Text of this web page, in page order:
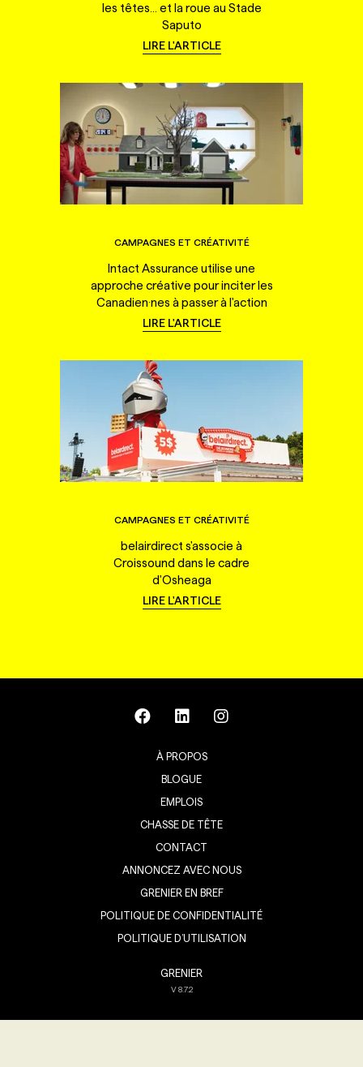
les têtes... et la roue au Stade
Saputo
LIRE L'ARTICLE
CAMPAGNES ET CRÉATIVITÉ
Intact Assurance utilise une
approche créative pour inciter les
Canadien·nes à passer à l'action
LIRE L'ARTICLE
CAMPAGNES ET CRÉATIVITÉ
belairdirect s'associe à
Croissound dans le cadre
d'Osheaga
LIRE L'ARTICLE
À PROPOS
BLOGUE
EMPLOIS
CHASSE DE TÊTE
CONTACT
ANNONCEZ AVEC NOUS
GRENIER EN BREF
POLITIQUE DE CONFIDENTIALITÉ
POLITIQUE D’UTILISATION
GRENIER
V8.7.2